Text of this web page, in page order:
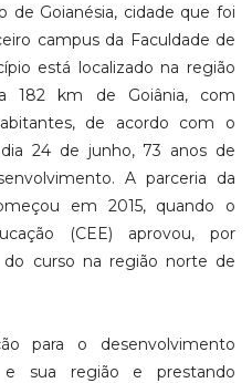
de Goianésia, cidade que foi
campus da Faculdade de
está localizado na região
182 km de Goiânia, com
de acordo com o
24 de junho, 73 anos de
A parceria da
em 2015, quando o
(CEE) aprovou, por
do curso na região norte de
para o desenvolvimento
e sua região e prestando